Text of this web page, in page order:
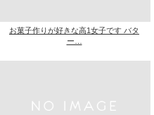
お菓子作りが好きな高1女子です バタ
ー…